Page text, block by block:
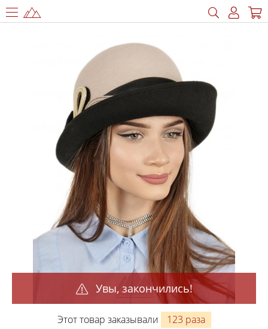
Увы, закончились!
Этот товар заказывали 123 раза